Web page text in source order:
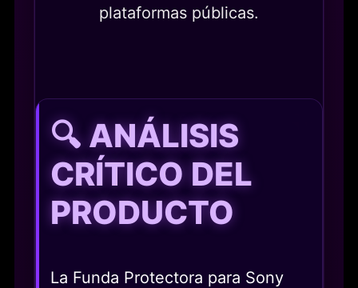
plataformas públicas.
🔍 ANÁLISIS
CRÍTICO DEL
PRODUCTO
La Funda Protectora para Sony